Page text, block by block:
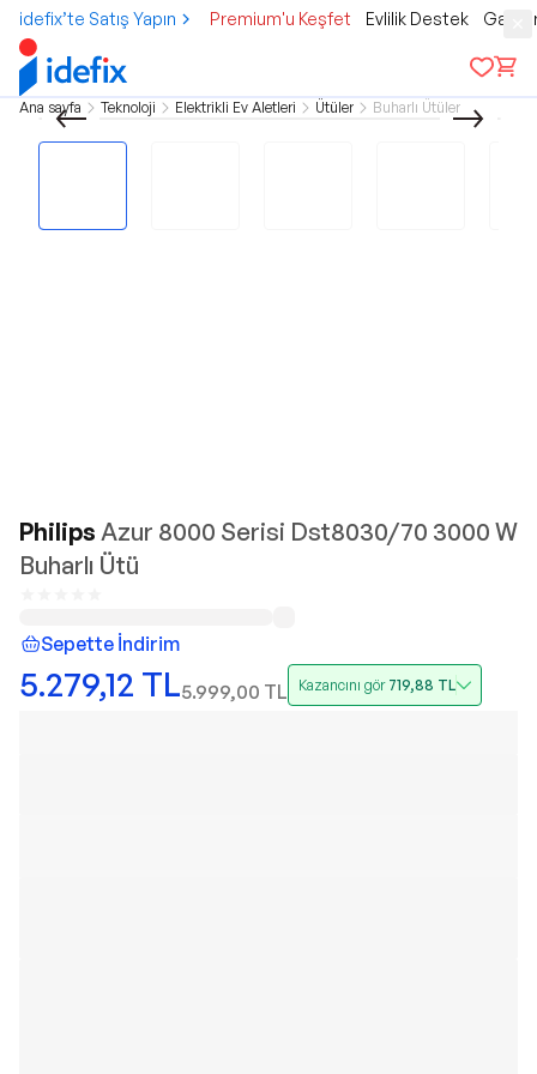
idefix’te Satış Yapın Premium'u Keşfet Evlilik Destek
Ana sayfa Teknoloji Elektrikli Ev Aletleri Ütüler Buharlı Ütüler
Philips Azur 8000 Serisi Dst8030/70 3000 W
Buharlı Ütü
Sepette İndirim
5.279,12 TL5.999,00 TL Kazancını gör 719,88 TL